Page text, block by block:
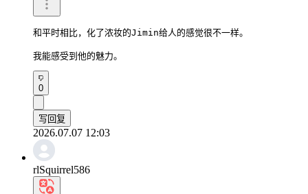
和平时相比，化了浓妆的Jimin给人的感觉很不一样。
我能感受到他的魅力。
0
写回复
2026.07.07 12:03
rlSquirrel586